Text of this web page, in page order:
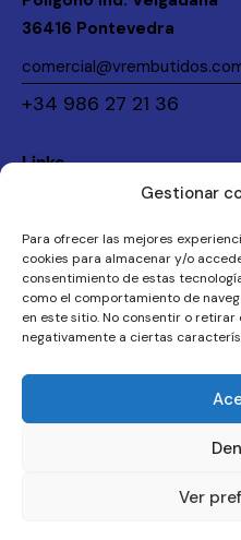
Gestionar
Para ofrecer las mejores
cookies para almacenar y/o
consentimiento de estas
como el comportamiento de
en este sitio. No consentir o
negativamente a ciertas
Ver
36416 Pontevedra
+34 986 27 21 36
Links
The Company
Products
Contact
VR Embutidos © 2026.